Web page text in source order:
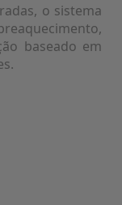
o sistema
baseado em